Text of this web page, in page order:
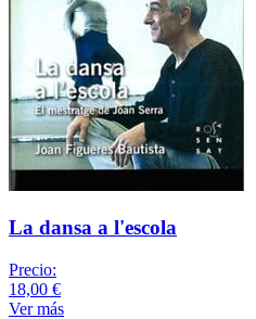
La dansa a l'escola
Precio:
18,00 €
Ver más